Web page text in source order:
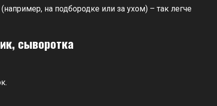
на подбородке или за ухом) – так легче
сыворотка